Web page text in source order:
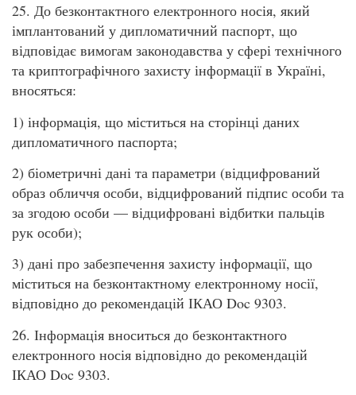
25. До безконтактного електронного носія, який
імплантований у дипломатичний паспорт, що
відповідає вимогам законодавства у сфері технічного
та криптографічного захисту інформації в Україні,
вносяться:
1) інформація, що міститься на сторінці даних
дипломатичного паспорта;
2) біометричні дані та параметри (відцифрований
образ обличчя особи, відцифрований підпис особи та
за згодою особи — відцифровані відбитки пальців
рук особи);
3) дані про забезпечення захисту інформації, що
міститься на безконтактному електронному носії,
відповідно до рекомендацій ІКАО Doc 9303.
26. Інформація вноситься до безконтактного
електронного носія відповідно до рекомендацій
ІКАО Doc 9303.